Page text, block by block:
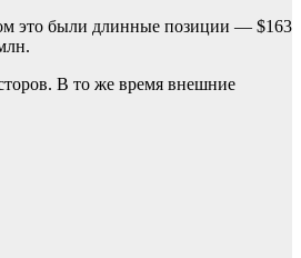
это были длинные позиции — $163
В то же время внешние